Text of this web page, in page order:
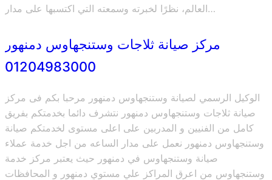
العالم، نظرًا لخبرته وسمعته التي اكتسبها على مدار…
مركز صيانة ثلاجات وستنجهاوس دمنهور
01204983000
الوكيل الرسمي لصيانة وستنجهاوس دمنهور مرحبا بكم فى مركز
صيانة ثلاجات وستنجهاوس دمنهور نتشرف دائما بخدمتكم بفريق
كامل من الفنيين و المدربين على اعلى مستوى لخدمتكم صيانة
وستنجهاوس دمنهور نعمل على مدار الساعه من اجل خدمة عملاء
صيانة وستنجهاوس في دمنهور حيث يعتبر مركز خدمة
وستنجهاوس من اعرق المراكز علي مستوي دمنهور و المحافظات